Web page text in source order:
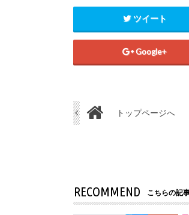
ツイート
Google+
トップページへ
RECOMMEND こちらの記